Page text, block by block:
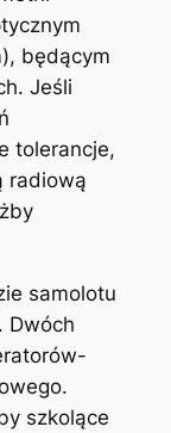
będącym
Jeśli
tolerancje,
radiową
samolotu
Dwóch
szkolące